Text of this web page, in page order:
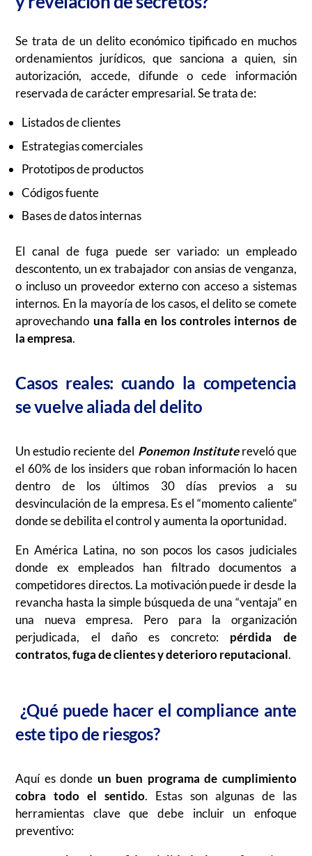
Se trata de un delito económico tipificado en muchos
ordenamientos jurídicos, que sanciona a quien, sin
autorización, accede, difunde o cede información
reservada de carácter empresarial. Se trata de:
Listados de clientes
Estrategias comerciales
Prototipos de productos
Códigos fuente
Bases de datos internas
El canal de fuga puede ser variado: un empleado
descontento, un ex trabajador con ansias de venganza,
o incluso un proveedor externo con acceso a sistemas
internos. En la mayoría de los casos, el delito se comete
aprovechando una falla en los controles internos de
la empresa.
Casos reales: cuando la competencia
se vuelve aliada del delito
Un estudio reciente del Ponemon Institutereveló que
el 60% de los insiders que roban información lo hacen
dentro de los últimos 30 días previos a su
desvinculación de la empresa. Es el “momento caliente”
donde se debilita el control y aumenta la oportunidad.
En América Latina, no son pocos los casos judiciales
donde ex empleados han filtrado documentos a
competidores directos. La motivación puede ir desde la
revancha hasta la simple búsqueda de una “ventaja” en
una nueva empresa. Pero para la organización
perjudicada, el daño es concreto: pérdida de
contratos, fuga de clientes y deterioro reputacional.
¿Qué puede hacer el compliance ante
este tipo de riesgos?
Aquí es donde un buen programa de cumplimiento
cobra todo el sentido. Estas son algunas de las
herramientas clave que debe incluir un enfoque
preventivo: